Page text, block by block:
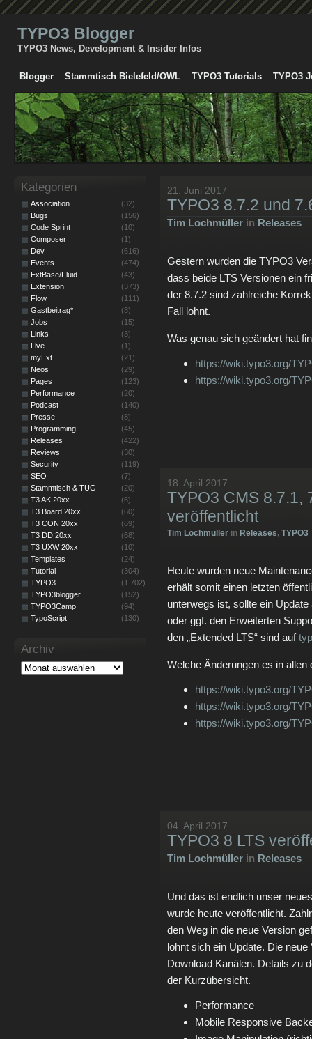
TYPO3 Blogger
TYPO3 News, Development & Insider Infos
Blogger Stammtisch Bielefeld/OWL TYPO3 Tutorials TYPO3
21. Juni 2017
TYPO3 8.7.2 und
Tim Lochmüller in Releases
Gestern wurden die TYPO3
dass beide LTS Versionen ein
der 8.7.2 sind zahlreiche
Fall lohnt.
Was genau sich geändert hat
https://wiki.typo3.org/
https://wiki.typo3.org/
18. April 2017
TYPO3 CMS 8.7.1,
veröffentlicht
Tim Lochmüller in Releases, TYPO3
Heute wurden neue
erhält somit einen letzten
unterwegs ist, sollte ein
oder ggf. den Erweiterten
den „Extended LTS“ sind auf
Welche Änderungen es in
https://wiki.typo3.org/
https://wiki.typo3.org/
https://wiki.typo3.org/
04. April 2017
TYPO3 8 LTS
Tim Lochmüller in Releases
Und das ist endlich unser
wurde heute veröffentlicht.
den Weg in die neue Version
lohnt sich ein Update. Die
Download Kanälen. Details zu
der Kurzübersicht.
Performance
Mobile Responsive
Kategorien
Association
(32)
Bugs
(156)
Code Sprint
(10)
Composer
(1)
Dev
(616)
Events
(474)
ExtBase/Fluid
(43)
Extension
(373)
Flow
(111)
Gastbeitrag*
(3)
Jobs
(15)
Links
(3)
Live
(1)
myExt
(21)
Neos
(29)
Pages
(123)
Performance
(20)
Podcast
(140)
Presse
(8)
Programming
(45)
Releases
(422)
Reviews
(30)
Security
(119)
SEO
(7)
Stammtisch & TUG
(20)
T3 AK 20xx
(6)
T3 Board 20xx
(60)
T3 CON 20xx
(69)
T3 DD 20xx
(68)
T3 UXW 20xx
(10)
Templates
(24)
Tutorial
(304)
TYPO3
(1.702)
TYPO3blogger
(152)
TYPO3Camp
(94)
TypoScript
(130)
Archiv